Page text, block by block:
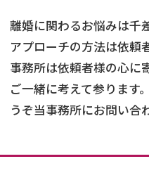
離婚に関わるお悩みは千
アプローチの方法は依頼
事務所は依頼者様の心に
ご一緒に考えて参ります
うぞ当事務所にお問い合